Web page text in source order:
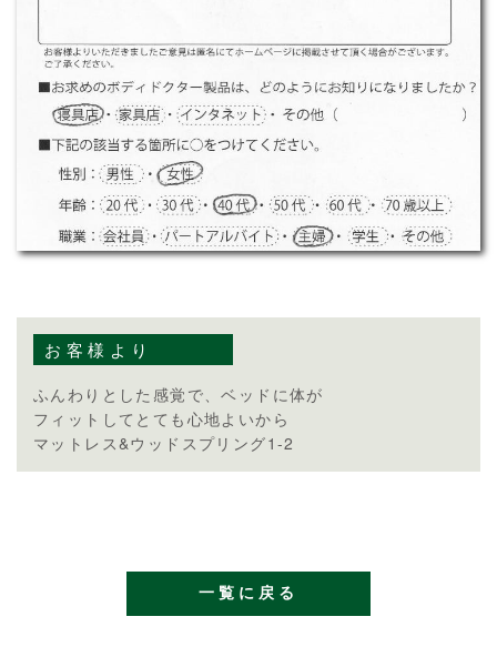
お客様より
ふんわりとした感覚で、ベッドに体が
フィットしてとても心地よいから
マットレス&ウッドスプリング1-2
一覧に戻る